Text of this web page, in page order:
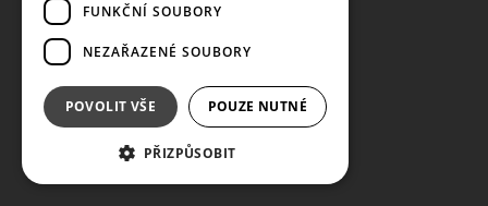
FUNKČNÍ SOUBORY
NEZAŘAZENÉ SOUBORY
POVOLIT VŠE POUZE NUTNÉ
PŘIZPŮSOBIT